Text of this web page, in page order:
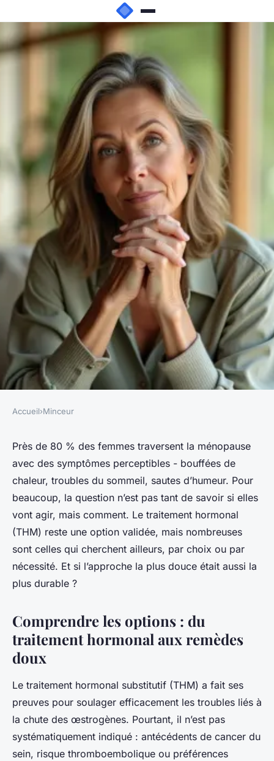
Ménopause : quelles
alternatives naturelles au
traitement hormonal
Stéphanie• 28/05/2026 15:01 •8 min de lecture
Accueil›Minceur
Près de 80 % des femmes traversent la ménopause
avec des symptômes perceptibles - bouffées de
chaleur, troubles du sommeil, sautes d’humeur. Pour
beaucoup, la question n’est pas tant de savoir si elles
vont agir, mais comment. Le traitement hormonal
(THM) reste une option validée, mais nombreuses
sont celles qui cherchent ailleurs, par choix ou par
nécessité. Et si l’approche la plus douce était aussi la
plus durable ?
Comprendre les options : du
traitement hormonal aux remèdes
doux
Le traitement hormonal substitutif (THM) a fait ses
preuves pour soulager efficacement les troubles liés à
la chute des œstrogènes. Pourtant, il n’est pas
systématiquement indiqué : antécédents de cancer du
sein, risque thromboembolique ou préférences